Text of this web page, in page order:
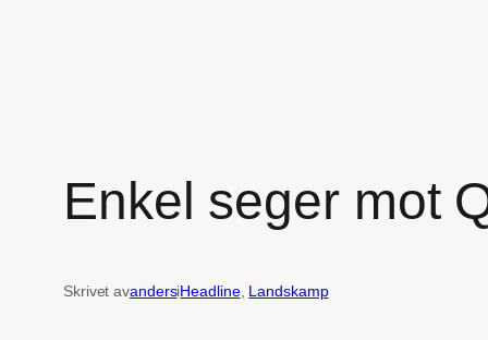
Enkel seger mot
Skrivet avandersiHeadline, Landskamp